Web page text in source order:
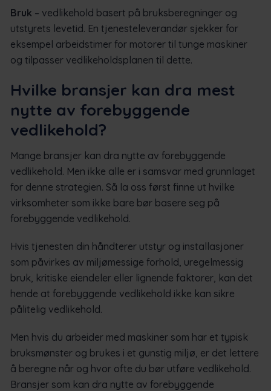
Bruk – vedlikehold basert på bruksberegninger og
utstyrets levetid. En tjenesteleverandør sjekker for
eksempel arbeidstimer for motorer til tunge maskiner
og tilpasser vedlikeholdsplanen til dette.
Hvilke bransjer kan dra mest
nytte av forebyggende
vedlikehold?
Mange bransjer kan dra nytte av forebyggende
vedlikehold. Men ikke alle er i samsvar med grunnlaget
for denne strategien. Så la oss først finne ut hvilke
virksomheter som ikke bare bør basere seg på
forebyggende vedlikehold.
Hvis tjenesten din håndterer utstyr og installasjoner
som påvirkes av miljømessige forhold, uregelmessig
bruk, kritiske eiendeler eller lignende faktorer, kan det
hende at forebyggende vedlikehold ikke kan sikre
pålitelig vedlikehold.
Men hvis du arbeider med maskiner som har et typisk
bruksmønster og brukes i et gunstig miljø, er det lettere
å beregne når og hvor ofte du bør utføre vedlikehold.
Bransjer som kan dra nytte av forebyggende